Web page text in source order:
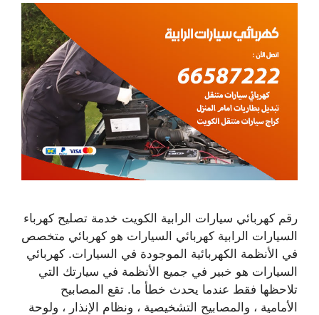
رقم كهربائي سيارات الرابية الكويت خدمة تصليح كهرباء
السيارات الرابية كهربائي السيارات هو كهربائي متخصص
في الأنظمة الكهربائية الموجودة في السيارات. كهربائي
السيارات هو خبير في جميع الأنظمة في سيارتك التي
تلاحظها فقط عندما يحدث خطأ ما. تقع المصابيح
الأمامية ، والمصابيح التشخيصية ، ونظام الإنذار ، ولوحة